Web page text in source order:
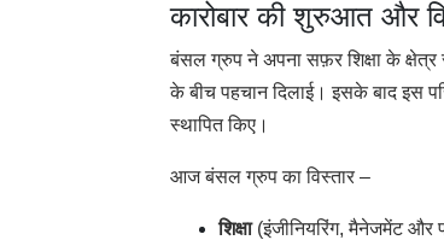
कारोबार की शुरुआत और
बंसल ग्रुप ने अपना सफ़र शिक्षा के
के बीच पहचान दिलाई। इसके बाद इस
स्थापित किए।
आज बंसल ग्रुप का विस्तार –
शिक्षा(इंजीनियरिंग, मैनेजमेंट